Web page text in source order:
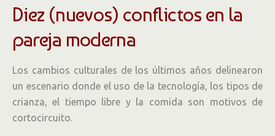
Diez (nuevos) conflictos en la
pareja moderna
Los cambios culturales de los últimos años delinearon
un escenario donde el uso de la tecnología, los tipos de
crianza, el tiempo libre y la comida son motivos de
cortocircuito.